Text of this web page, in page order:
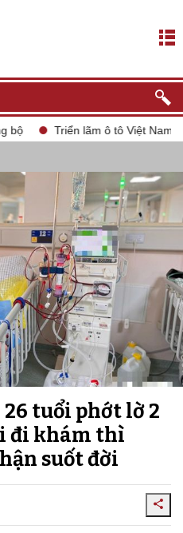
Triển lãm ô tô Việt Nam VMS
tuổi phớt lờ 2
đi khám thì
suốt đời